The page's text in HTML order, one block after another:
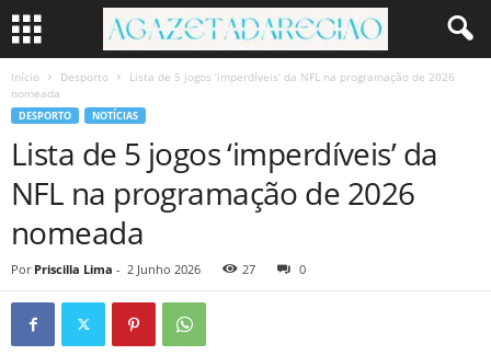
Início Desporto
Lista de 5 jogos ‘imperdíveis’ da NFL na programação de 2026
nomeada
DESPORTO NOTÍCIAS
Lista de 5 jogos ‘imperdíveis’ da
NFL na programação de 2026
nomeada
Por Priscilla Lima - 2 Junho 2026 27 0